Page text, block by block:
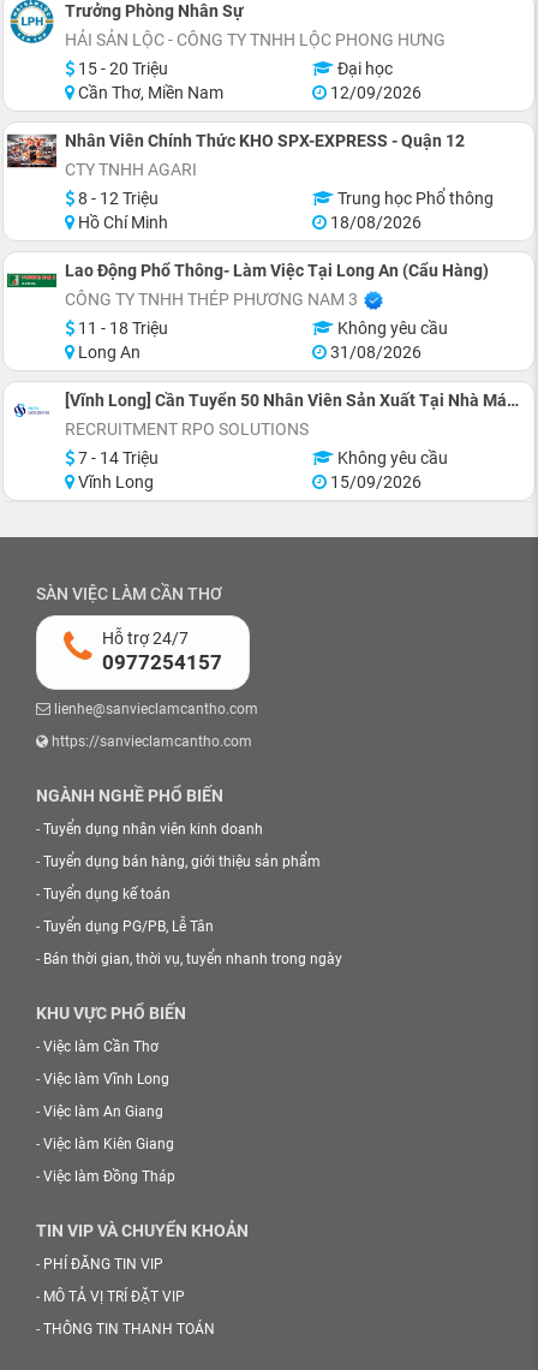
Trưởng Phòng Nhân Sự
HẢI SẢN LỘC - CÔNG TY TNHH LỘC PHONG HƯNG
15 - 20 Triệu
Đại học
Cần Thơ, Miền Nam
12/09/2026
Nhân Viên Chính Thức KHO SPX-EXPRESS - Quận 12
CTY TNHH AGARI
8 - 12 Triệu
Trung học Phổ thông
Hồ Chí Minh
18/08/2026
Lao Động Phổ Thông- Làm Việc Tại Long An (Cẩu Hàng)
CÔNG TY TNHH THÉP PHƯƠNG NAM 3
11 - 18 Triệu
Không yêu cầu
Long An
31/08/2026
[Vĩnh Long] Cần Tuyển 50 Nhân Viên Sản Xuất Tại Nhà Máy Nhật
RECRUITMENT RPO SOLUTIONS
7 - 14 Triệu
Không yêu cầu
Vĩnh Long
15/09/2026
SÀN VIỆC LÀM CẦN THƠ
Hỗ trợ 24/7
0977254157
lienhe@sanvieclamcantho.com
https://sanvieclamcantho.com
NGÀNH NGHỀ PHỔ BIẾN
- Tuyển dụng nhân viên kinh doanh
- Tuyển dụng bán hàng, giới thiệu sản phẩm
- Tuyển dụng kế toán
- Tuyển dụng PG/PB, Lễ Tân
- Bán thời gian, thời vụ, tuyển nhanh trong ngày
KHU VỰC PHỔ BIẾN
- Việc làm Cần Thơ
- Việc làm Vĩnh Long
- Việc làm An Giang
- Việc làm Kiên Giang
- Việc làm Đồng Tháp
TIN VIP VÀ CHUYỂN KHOẢN
- PHÍ ĐĂNG TIN VIP
- MÔ TẢ VỊ TRÍ ĐẶT VIP
- THÔNG TIN THANH TOÁN